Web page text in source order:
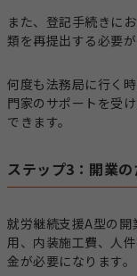
また、登記手続きに
類を再提出する必要が
何度も法務局に行く
門家のサポートを受
できます。
ステップ3：開業
就労継続支援A型の
用、内装施工費、人
金が必要になります。